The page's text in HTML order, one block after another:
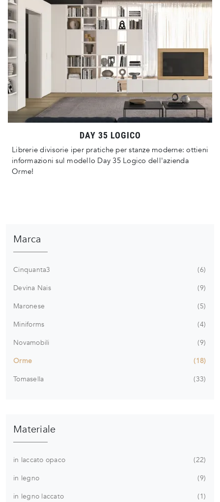
DAY 35 LOGICO
Librerie divisorie iper pratiche per stanze moderne: ottieni
informazioni sul modello Day 35 Logico dell'azienda
Orme!
Marca
Cinquanta3
6
Devina Nais
9
Maronese
5
Miniforms
4
Novamobili
9
Orme
18
Tomasella
33
Materiale
in laccato opaco
22
in legno
9
in legno laccato
1